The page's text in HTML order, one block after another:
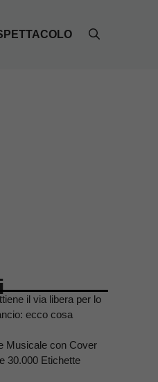
il via libera per lo
ecco cosa
Musicale con Cover
30.000 Etichette